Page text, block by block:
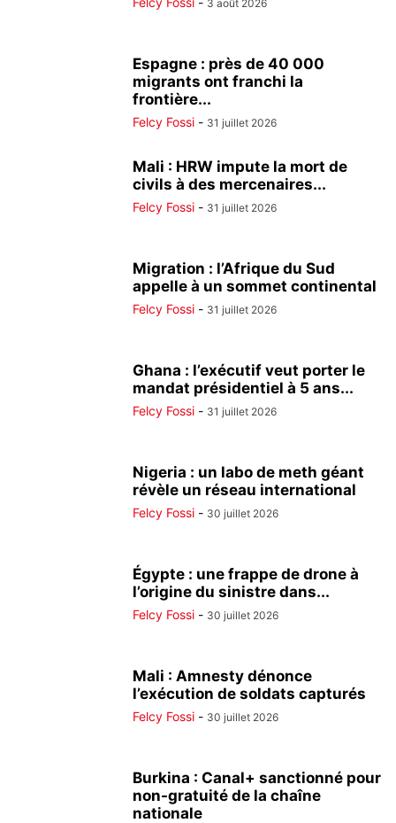
3 août 2026
Espagne : près de 40 000
migrants ont franchi la
frontière...
Felcy Fossi - 31 juillet 2026
Mali : HRW impute la mort de
civils à des mercenaires...
Felcy Fossi - 31 juillet 2026
Migration : l’Afrique du Sud
appelle à un sommet continental
Felcy Fossi - 31 juillet 2026
Ghana : l’exécutif veut porter le
mandat présidentiel à 5 ans...
Felcy Fossi - 31 juillet 2026
Nigeria : un labo de meth géant
révèle un réseau international
Felcy Fossi - 30 juillet 2026
Égypte : une frappe de drone à
l’origine du sinistre dans...
Felcy Fossi - 30 juillet 2026
Mali : Amnesty dénonce
l’exécution de soldats capturés
Felcy Fossi - 30 juillet 2026
Burkina : Canal+ sanctionné pour
non-gratuité de la chaîne
nationale